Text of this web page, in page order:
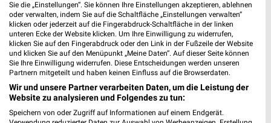
URLAUB & REISEN BIO HANDY & SMARTPHONE ANGEBOTE
Sie die „Einstellungen“. Sie können Ihre Einstellungen akzeptieren, ablehnen
oder verwalten, indem Sie auf die Schaltfläche „Einstellungen verwalten“
klicken oder jederzeit auf die Fingerabdruck-Schaltfläche in der linken
unteren Ecke der Website klicken. Um Ihre Einwilligung zu widerrufen,
klicken Sie auf den Fingerabdruck oder den Link in der Fußzeile der Website
und klicken Sie auf den Menüpunkt „Meine Daten“. Auf dieser Seite können
Sie Ihre Einwilligung widerrufen. Diese Entscheidungen werden unseren
Partnern mitgeteilt und haben keinen Einfluss auf die Browserdaten.
Wir und unsere Partner verarbeiten Daten, um die Leistung der
Website zu analysieren und Folgendes zu tun:
Speichern von oder Zugriff auf Informationen auf einem Endgerät.